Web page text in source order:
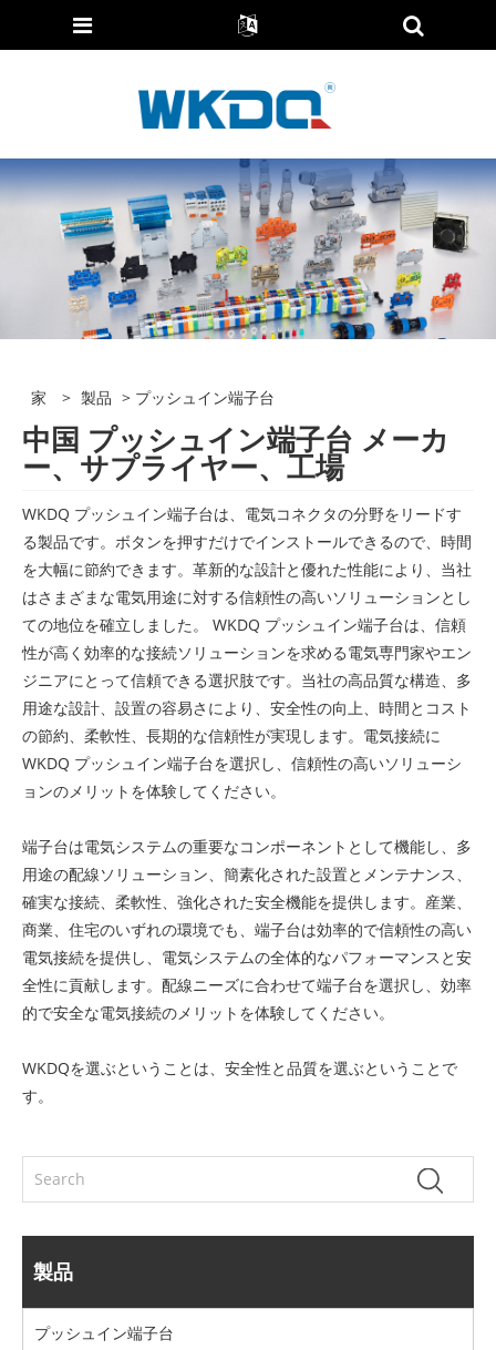
家 > 製品 > プッシュイン端​​子台
中国 プッシュイン端​​子台 メーカ
ー、サプライヤー、工場
WKDQ プッシュイン端​​子台は、電気コネクタの分野をリードす
る製品です。ボタンを押すだけでインストールできるので、時間
を大幅に節約できます。革新的な設計と優れた性能により、当社
はさまざまな電気用途に対する信頼性の高いソリューションとし
ての地位を確立しました。 WKDQ プッシュイン端​​子台は、信頼
性が高く効率的な接続ソリューションを求める電気専門家やエン
ジニアにとって信頼できる選択肢です。当社の高品質な構造、多
用途な設計、設置の容易さにより、安全性の向上、時間とコスト
の節約、柔軟性、長期的な信頼性が実現します。電気接続に
WKDQ プッシュイン端​​子台を選択し、信頼性の高いソリューシ
ョンのメリットを体験してください。
端子台は電気システムの重要なコンポーネントとして機能し、多
用途の配線ソリューション、簡素化された設置とメンテナンス、
確実な接続、柔軟性、強化された安全機能を提供します。産業、
商業、住宅のいずれの環境でも、端子台は効率的で信頼性の高い
電気接続を提供し、電気システムの全体的なパフォーマンスと安
全性に貢献します。配線ニーズに合わせて端子台を選択し、効率
的で安全な電気接続のメリットを体験してください。
WKDQを選ぶということは、安全性と品質を選ぶということで
す。
製品
プッシュイン端​​子台